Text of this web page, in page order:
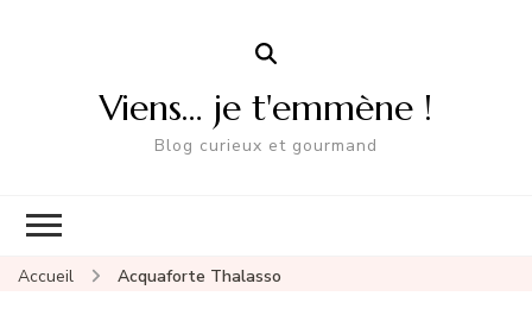
Viens… je t'emmène !
Blog curieux et gourmand
Accueil Acquaforte Thalasso